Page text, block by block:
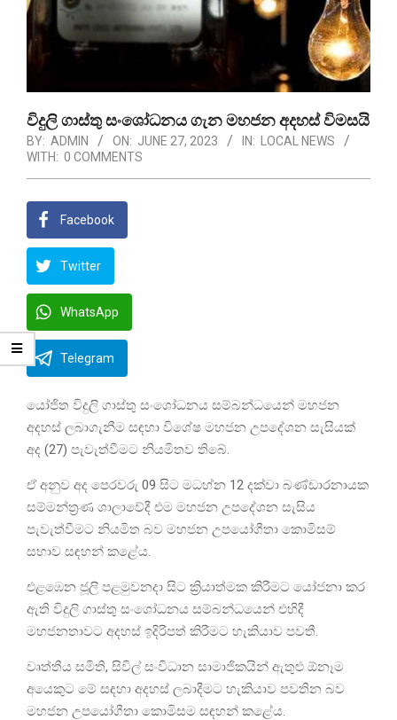
විදුලි ගාස්තු සංශෝධනය ගැන මහජන අදහස් විමසයි
BY: ADMIN ON: JUNE 27, 2023 IN:
LOCAL NEWS
WITH: 0 COMMENTS
Facebook
Twitter
WhatsApp
Telegram
යෝජිත විදුලි ගාස්තු සං‍‍ශෝධනය සම්බන්ධයෙන් මහජන
අදහස් ලබාගැනීම සඳහා විශේෂ මහජන උපදේශන සැසියක්
අද (27) පැවැත්වීමට නියමිතව තිබේ.
ඒ අනුව අද පෙරවරු 09 සිට මධහ්න 12 දක්වා බණ්ඩාරනායක
සම්මන්ත්‍රණ ශාලාවේදී එම මහජන උපදේශන සැසිය
පැවැත්වීමට නියමිත බව මහජන උපයෝගීතා කොමිසම්
සභාව සඳහන් කළේය.
එළඹෙන ජූලි පළමුවනදා සිට ක්‍රියාත්මක කිරීමට යෝජනා කර
ඇති විදුලි ගාස්තු සංශෝධනය සම්බන්ධයෙන් එහිදී
මහජනතාවට අදහස් ඉදිරිපත් කිරීමට හැකියාව පවතී.
වෘත්තීය සමිති, සිවිල් සංවිධාන සාමාජිකයින් ඇතුළු ඕනෑම
අයෙකුට මේ සඳහා අදහස් ලබාදීමට හැකියාව පවතින බව
මහජන උපයෝගීතා කොමිසම සඳහන් කළේය.